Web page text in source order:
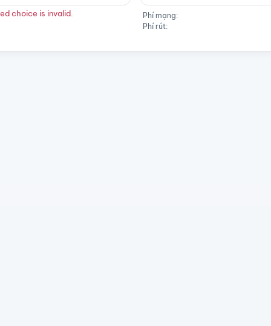
choice is invalid. Phí mạng:
Phí rút: